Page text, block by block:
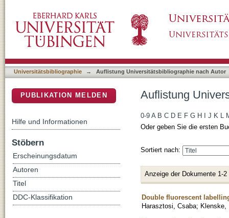
Universitätsbibliographie → Auflistung Universitätsbibliographie nach Autor
Auflistung
0-9 A B C D E F G H J K L
Oder geben Sie die ersten
Sortiert nach:
Anzeige der Dokumente 1-2
Double fluorescent
Harasztosi, Csaba; Klenske,
PUBLIKATION MELDEN
Hilfe und Informationen
Stöbern
Erscheinungsdatum
Autoren
Titel
DDC-Klassifikation